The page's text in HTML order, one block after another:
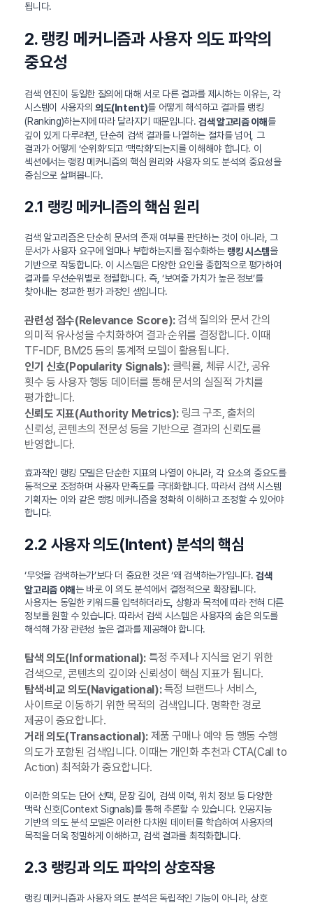
됩니다.
2. 랭킹 메커니즘과 사용자 의도 파악의
중요성
검색 엔진이 동일한 질의에 대해 서로 다른 결과를 제시하는 이유는, 각
시스템이 사용자의 의도(Intent)를 어떻게 해석하고 결과를 랭킹
(Ranking)하는지에 따라 달라지기 때문입니다.검색 알고리즘 이해 를
깊이 있게 다루려면, 단순히 검색 결과를 나열하는 절차를 넘어, 그
결과가 어떻게 ‘순위화’되고 ‘맥락화’되는지를 이해해야 합니다. 이
섹션에서는 랭킹 메커니즘의 핵심 원리와 사용자 의도 분석의 중요성을
중심으로 살펴봅니다.
2.1 랭킹 메커니즘의 핵심 원리
검색 알고리즘은 단순히 문서의 존재 여부를 판단하는 것이 아니라, 그
문서가 사용자 요구에 얼마나 부합하는지를 점수화하는 랭킹 시스템을
기반으로 작동합니다. 이 시스템은 다양한 요인을 종합적으로 평가하여
결과를 우선순위별로 정렬합니다. 즉, ‘보여줄 가치가 높은 정보’를
찾아내는 정교한 평가 과정인 셈입니다.
관련성 점수(Relevance Score):검색 질의와 문서 간의
의미적 유사성을 수치화하여 결과 순위를 결정합니다. 이때
TF-IDF, BM25 등의 통계적 모델이 활용됩니다.
인기 신호(Popularity Signals):클릭률, 체류 시간, 공유
횟수 등 사용자 행동 데이터를 통해 문서의 실질적 가치를
평가합니다.
신뢰도 지표(Authority Metrics):링크 구조, 출처의
신뢰성, 콘텐츠의 전문성 등을 기반으로 결과의 신뢰도를
반영합니다.
효과적인 랭킹 모델은 단순한 지표의 나열이 아니라, 각 요소의 중요도를
동적으로 조정하며 사용자 만족도를 극대화합니다. 따라서 검색 시스템
기획자는 이와 같은 랭킹 메커니즘을 정확히 이해하고 조정할 수 있어야
합니다.
2.2 사용자 의도(Intent) 분석의 핵심
‘무엇을 검색하는가’보다 더 중요한 것은 ‘왜 검색하는가’입니다.검색
알고리즘 이해는 바로 이 의도 분석에서 결정적으로 확장됩니다.
사용자는 동일한 키워드를 입력하더라도, 상황과 목적에 따라 전혀 다른
정보를 원할 수 있습니다. 따라서 검색 시스템은 사용자의 숨은 의도를
해석해 가장 관련성 높은 결과를 제공해야 합니다.
탐색 의도(Informational):특정 주제나 지식을 얻기 위한
검색으로, 콘텐츠의 깊이와 신뢰성이 핵심 지표가 됩니다.
탐색·비교 의도(Navigational):특정 브랜드나 서비스,
사이트로 이동하기 위한 목적의 검색입니다. 명확한 경로
제공이 중요합니다.
거래 의도(Transactional):제품 구매나 예약 등 행동 수행
의도가 포함된 검색입니다. 이때는 개인화 추천과 CTA(Call to
Action) 최적화가 중요합니다.
이러한 의도는 단어 선택, 문장 길이, 검색 이력, 위치 정보 등 다양한
맥락 신호(Context Signals)를 통해 추론할 수 있습니다. 인공지능
기반의 의도 분석 모델은 이러한 다차원 데이터를 학습하여 사용자의
목적을 더욱 정밀하게 이해하고, 검색 결과를 최적화합니다.
2.3 랭킹과 의도 파악의 상호작용
랭킹 메커니즘과 사용자 의도 분석은 독립적인 기능이 아니라, 상호